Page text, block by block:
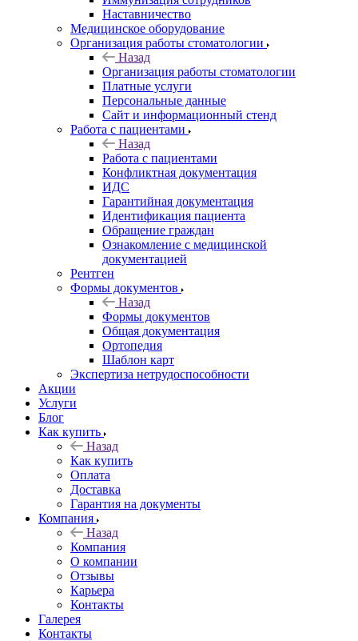
Наставничество
Медицинское оборудование
Организация работы стоматологии
Назад
Организация работы стоматологии
Платные услуги
Персональные данные
Сайт и информационный стенд
Работа с пациентами
Назад
Работа с пациентами
Конфликтная документация
ИДС
Гарантийная документация
Идентификация пациента
Обращение граждан
Ознакомление с медицинской
документацией
Рентген
Формы документов
Назад
Формы документов
Общая документация
Ортопедия
Шаблон карт
Экспертиза нетрудоспособности
Акции
Услуги
Блог
Как купить
Назад
Как купить
Оплата
Доставка
Гарантия на документы
Компания
Назад
Компания
О компании
Отзывы
Карьера
Контакты
Галерея
Контакты